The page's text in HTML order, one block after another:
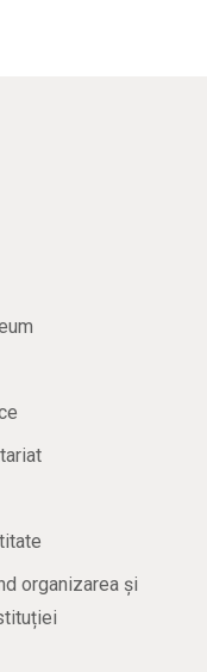
organizarea și